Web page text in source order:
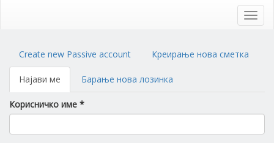
Primary
tabs
Create new Passive account Креирање нова сметка
Најави ме (activeБарање нова лозинка
Корисничко име *